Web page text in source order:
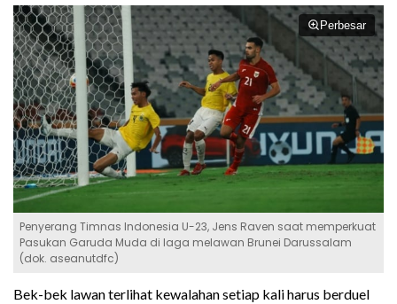
Perbesar
Penyerang Timnas Indonesia U-23, Jens Raven saat memperkuat
Pasukan Garuda Muda di laga melawan Brunei Darussalam
(dok. aseanutdfc)
Bek-bek lawan terlihat kewalahan setiap kali harus berduel